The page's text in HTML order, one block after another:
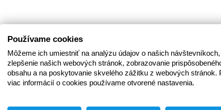
Používame cookies
Môžeme ich umiestniť na analýzu údajov o našich
zlepšenie našich webových stránok, zobrazovanie
obsahu a na poskytovanie skvelého zážitku z webových stránok.
viac informácií o cookies používame otvorené nastavenia.